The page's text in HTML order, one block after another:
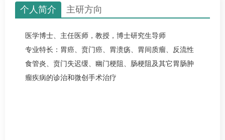
个人简介 主研方向
医学博士、主任医师，教授，博士研究生导师
专业特长：胃癌、贲门癌、胃溃疡、胃间质瘤、反流性
食管炎、贲门失迟缓、幽门梗阻、
肠梗阻及其它胃肠肿
瘤疾病的诊治和微创手术治疗